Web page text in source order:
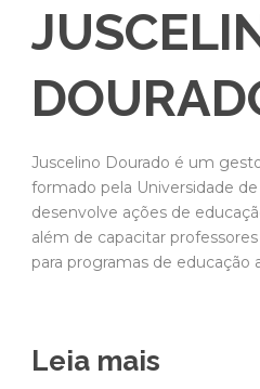
Juscelino Dourado é um
formado pela Universidade de
desenvolve ações de
além de capacitar
para programas de educação
Leia mais